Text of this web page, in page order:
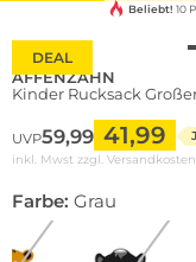
DEAL
Beliebt! 10
AFFENZAHN
Kinder Rucksack
UVP59,99 41,99
inkl. Mwst zzgl. Versandkosten
Farbe: Grau